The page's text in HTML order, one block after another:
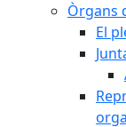
Òrgans
El